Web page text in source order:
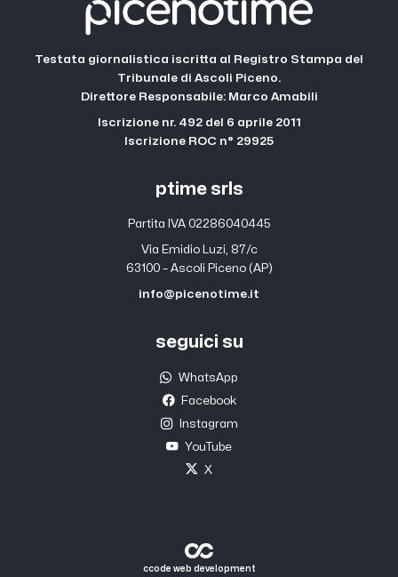
Testata giornalistica iscritta al Registro Stampa del
Tribunale di Ascoli Piceno.
Direttore Responsabile: Marco Amabili
Iscrizione nr. 492 del 6 aprile 2011
Iscrizione ROC n° 29925
ptime srls
Partita IVA 02286040445
Via Emidio Luzi, 87/c
63100 – Ascoli Piceno (AP)
info@picenotime.it
seguici su
WhatsApp
Facebook
Instagram
YouTube
X
ccode web development